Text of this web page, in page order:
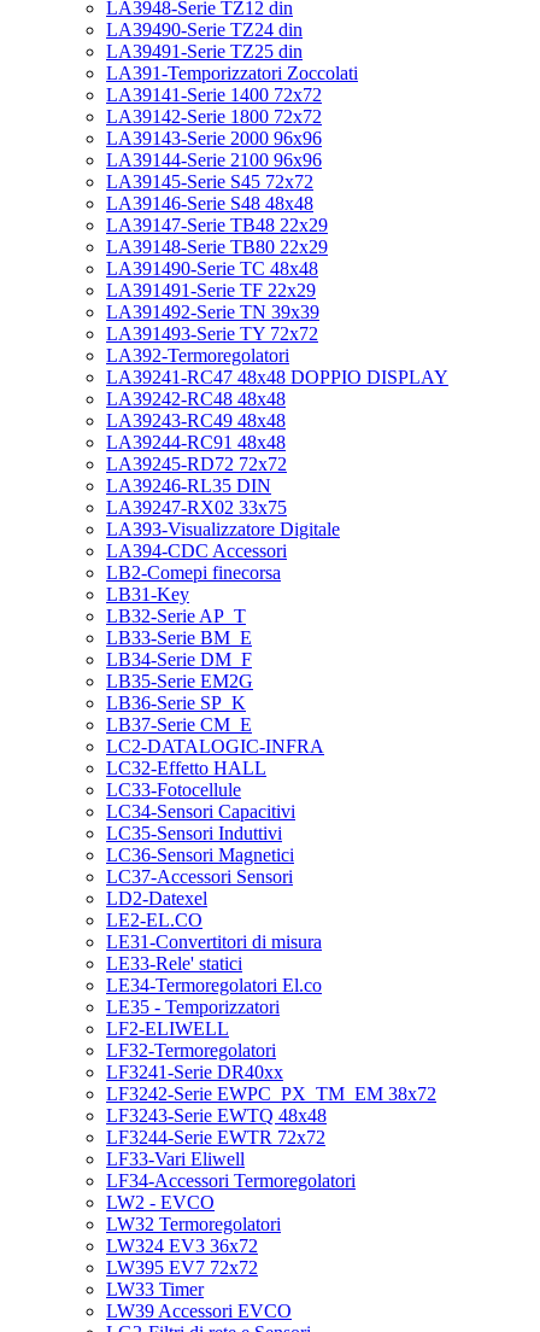
LA3948-Serie TZ12 din
LA39490-Serie TZ24 din
LA39491-Serie TZ25 din
LA391-Temporizzatori Zoccolati
LA39141-Serie 1400 72x72
LA39142-Serie 1800 72x72
LA39143-Serie 2000 96x96
LA39144-Serie 2100 96x96
LA39145-Serie S45 72x72
LA39146-Serie S48 48x48
LA39147-Serie TB48 22x29
LA39148-Serie TB80 22x29
LA391490-Serie TC 48x48
LA391491-Serie TF 22x29
LA391492-Serie TN 39x39
LA391493-Serie TY 72x72
LA392-Termoregolatori
LA39241-RC47 48x48 DOPPIO DISPLAY
LA39242-RC48 48x48
LA39243-RC49 48x48
LA39244-RC91 48x48
LA39245-RD72 72x72
LA39246-RL35 DIN
LA39247-RX02 33x75
LA393-Visualizzatore Digitale
LA394-CDC Accessori
LB2-Comepi finecorsa
LB31-Key
LB32-Serie AP_T
LB33-Serie BM_E
LB34-Serie DM_F
LB35-Serie EM2G
LB36-Serie SP_K
LB37-Serie CM_E
LC2-DATALOGIC-INFRA
LC32-Effetto HALL
LC33-Fotocellule
LC34-Sensori Capacitivi
LC35-Sensori Induttivi
LC36-Sensori Magnetici
LC37-Accessori Sensori
LD2-Datexel
LE2-EL.CO
LE31-Convertitori di misura
LE33-Rele' statici
LE34-Termoregolatori El.co
LE35 - Temporizzatori
LF2-ELIWELL
LF32-Termoregolatori
LF3241-Serie DR40xx
LF3242-Serie EWPC_PX_TM_EM 38x72
LF3243-Serie EWTQ 48x48
LF3244-Serie EWTR 72x72
LF33-Vari Eliwell
LF34-Accessori Termoregolatori
LW2 - EVCO
LW32 Termoregolatori
LW324 EV3 36x72
LW395 EV7 72x72
LW33 Timer
LW39 Accessori EVCO